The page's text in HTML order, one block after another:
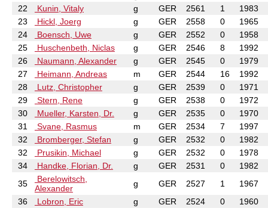
22
Kunin, Vitaly g GER 2561 1
1983
23
Hickl, Joerg g GER 2558 0
1965
24
Boensch, Uwe g GER 2552 0
1958
25
Huschenbeth, Niclas g GER 2546 8
1992
26
Naumann, Alexander g GER 2545 0
1979
27
Heimann, Andreas m GER 2544 16
1992
28
Lutz, Christopher g GER 2539 0
1971
29
Stern, Rene g GER 2538 0
1972
30
Mueller, Karsten, Dr. g GER 2535 0
1970
31
Svane, Rasmus m GER 2534 7
1997
32
Bromberger, Stefan g GER 2532 0
1982
32
Prusikin, Michael g GER 2532 0
1978
34
Handke, Florian, Dr. g GER 2531 0
1982
35
Berelowitsch,
Alexander
g GER 2527 1
1967
36
Lobron, Eric g GER 2524 0
1960